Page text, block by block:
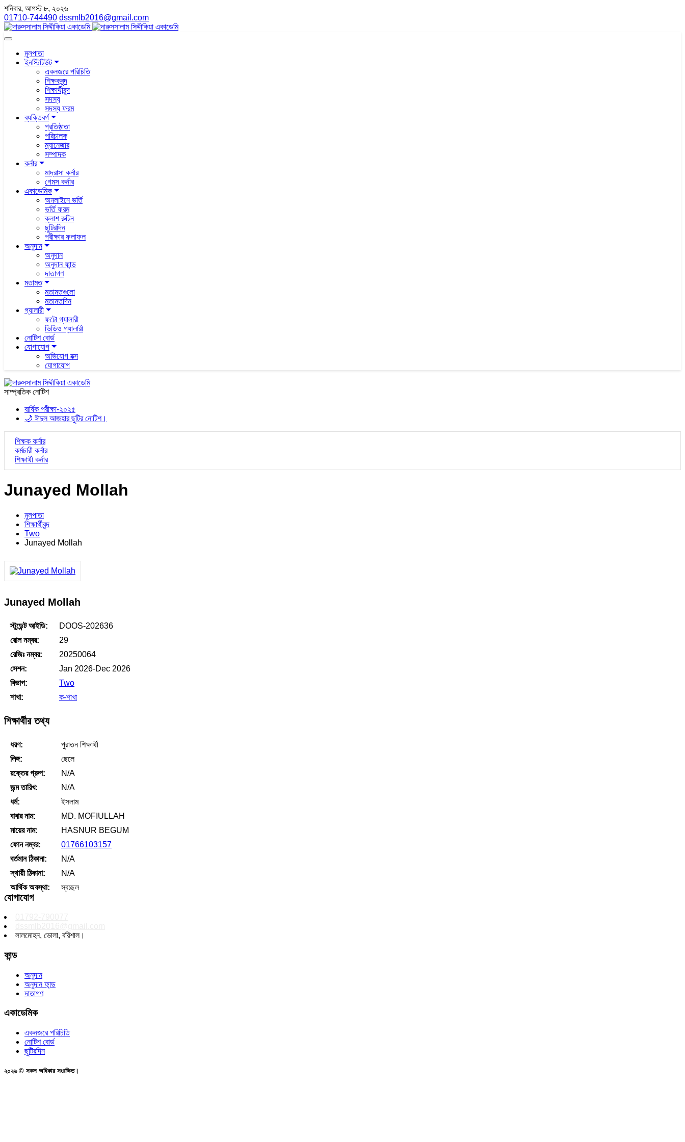
শনিবার, আগস্ট ৮, ২০২৬
01710-744490 dssmlb2016@gmail.com
মূলপাতা
ইনস্টিটিউট
একনজরে পরিচিতি
শিক্ষকবৃন্দ
শিক্ষার্থীবৃন্দ
সদস্য
সদস্য ফরম
ব্যক্তিবর্গ
প্রতিষ্ঠাতা
পরিচালক
ম্যানেজার
সম্পাদক
কর্নার
মাদ্রাসা কর্নার
গেমস কর্নার
একাডেমিক
অনলাইনে ভর্তি
ভর্তি ফরম
ক্লাশ রুটিন
ছুটিরদিন
পরীক্ষার ফলাফল
অনুদান
অনুদান
অনুদান ফান্ড
দাতাগণ
মতামত
মতামতগুলো
মতামতদিন
গ্যালারী
ফটো গ্যালারী
ভিডিও গ্যালারী
নোটিশ বোর্ড
যোগাযোগ
অভিযোগ বক্স
যোগাযোগ
সাম্প্রতিক নোটিশ
বার্ষিক পরীক্ষা-২০২৫
🌙 ঈদুল আজহার ছুটির নোটিশ।
শিক্ষক কর্নার
কর্মচারী কর্নার
শিক্ষার্থী কর্নার
Junayed Mollah
মুলপাতা
শিক্ষার্থীবৃন্দ
Two
Junayed Mollah
Junayed Mollah
স্টুডেন্ট আইডি:
DOOS-202636
রোল নম্বর:
29
রেজিঃ নম্বর:
20250064
সেশন:
Jan 2026-Dec 2026
বিভাগ:
Two
শাখা:
ক-শাখা
শিক্ষার্থীর তথ্য
ধরণ:
পুরাতন শিক্ষার্থী
লিঙ্গ:
ছেলে
রক্তের গ্রুপ:
N/A
জন্ম তারিখ:
N/A
ধর্ম:
ইসলাম
বাবার নাম:
MD. MOFIULLAH
মায়ের নাম:
HASNUR BEGUM
ফোন নম্বর:
01766103157
বর্তমান ঠিকানা:
N/A
স্থায়ী ঠিকানা:
N/A
আর্থিক অবস্থা:
স্বচ্ছল
যোগাযোগ
লালমোহন, ভোলা, বরিশাল।
ফান্ড
অনুদান
অনুদান ফান্ড
দাতাগণ
একাডেমিক
একনজরে পরিচিতি
নোটিশ বোর্ড
ছুটিরদিন
২০২৬ © সকল অধিকার সংরক্ষিত।